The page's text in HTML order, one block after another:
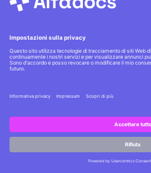
Soddisfazione complessiva del
Ritornerebbe nello studio per
Si
Si
Commento del paziente:Tutto